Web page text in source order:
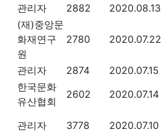
관리자 2882 2020.08.13
(재)중앙문
화재연구
원
2780 2020.07.22
관리자 2874
2020.07.15
한국문화
유산협회
2602 2020.07.14
관리자 3778 2020.07.10